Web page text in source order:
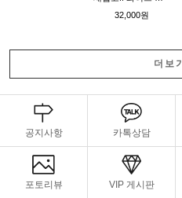
32,000원
더보기
공지사항 카톡상담
포토리뷰 VIP 게시판